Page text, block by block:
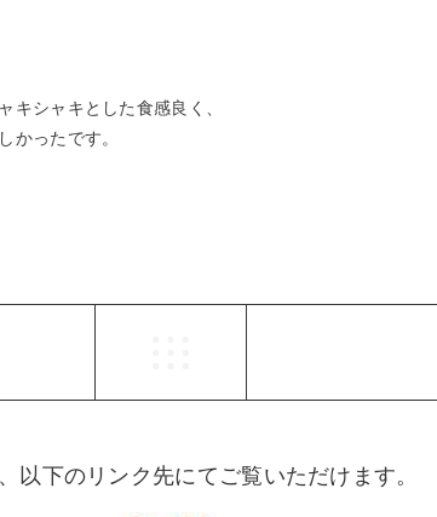
キシャキとした食感良く、
かったです。
下のリンク先にてご覧いただけます。